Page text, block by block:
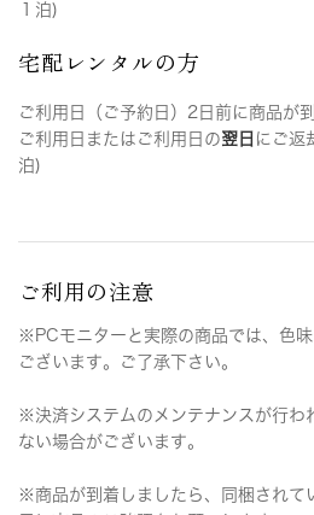
１泊)
宅配レンタルの方
ご利用日（ご予約日）2日前に商品が
ご利用日またはご利用日の翌日 にご返
泊)
ご利用の注意
※PCモニターと実際の商品では、色
ございます。ご了承下さい。
※決済システムのメンテナンスが行わ
ない場合がございます。
※商品が到着しましたら、同梱されて